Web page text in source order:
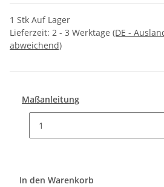
1 Stk Auf Lager
Lieferzeit: 2 - 3 Werktage (DE -
abweichend)
Maßanleitung
In den Warenkorb